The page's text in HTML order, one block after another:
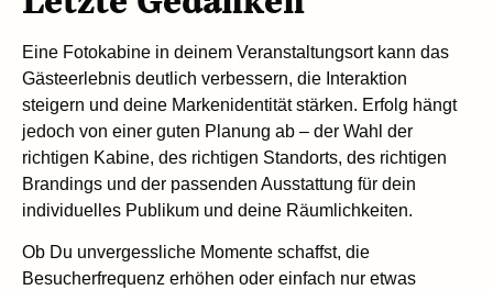
Eine Fotokabine in deinem Veranstaltungsort kann das
Gästeerlebnis deutlich verbessern, die Interaktion
steigern und deine Markenidentität stärken. Erfolg hängt
jedoch von einer guten Planung ab – der Wahl der
richtigen Kabine, des richtigen Standorts, des richtigen
Brandings und der passenden Ausstattung für dein
individuelles Publikum und deine Räumlichkeiten.
Ob Du unvergessliche Momente schaffst, die
Besucherfrequenz erhöhen oder einfach nur etwas